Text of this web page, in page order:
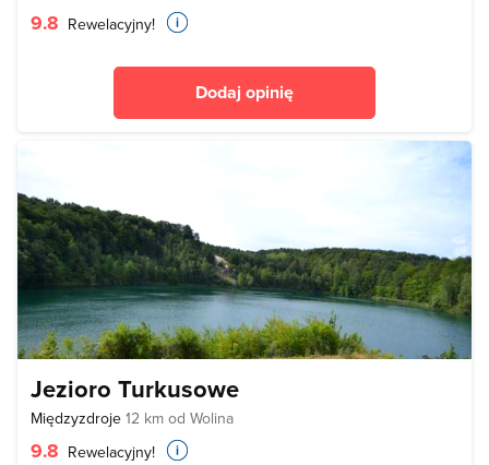
9.8 Rewelacyjny!
Dodaj opinię
Jezioro Turkusowe
Międzyzdroje 12 km od Wolina
9.8 Rewelacyjny!